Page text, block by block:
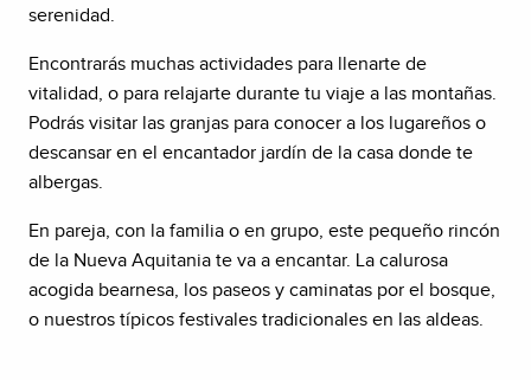
serenidad.
Encontrarás muchas actividades para llenarte de
vitalidad, o para relajarte durante tu viaje a las montañas.
Podrás visitar las granjas para conocer a los lugareños o
descansar en el encantador jardín de la casa donde te
albergas.
En pareja, con la familia o en grupo, este pequeño rincón
de la Nueva Aquitania te va a encantar. La calurosa
acogida bearnesa, los paseos y caminatas por el bosque,
o nuestros típicos festivales tradicionales en las aldeas.